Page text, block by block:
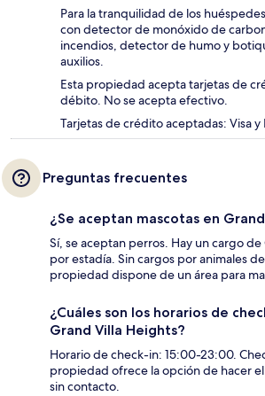
Para la tranquilidad de los
con detector de monóxido de
incendios, detector de humo y
auxilios.
Esta propiedad acepta tarjetas de
débito. No se acepta efectivo.
Tarjetas de crédito aceptadas: Visa
Preguntas frecuentes
¿Se aceptan mascotas en
Sí, se aceptan perros. Hay un cargo
por estadía. Sin cargos por animales
propiedad dispone de un área para
¿Cuáles son los horarios de
Grand Villa Heights?
Horario de check-in: 15:00-23:00.
propiedad ofrece la opción de hacer
sin contacto.